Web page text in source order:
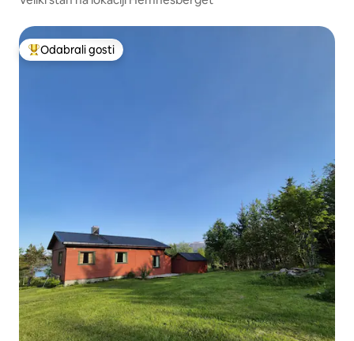
Među najviše rangiranima s oznakom „Odabrali gosti”
Odabrali gosti